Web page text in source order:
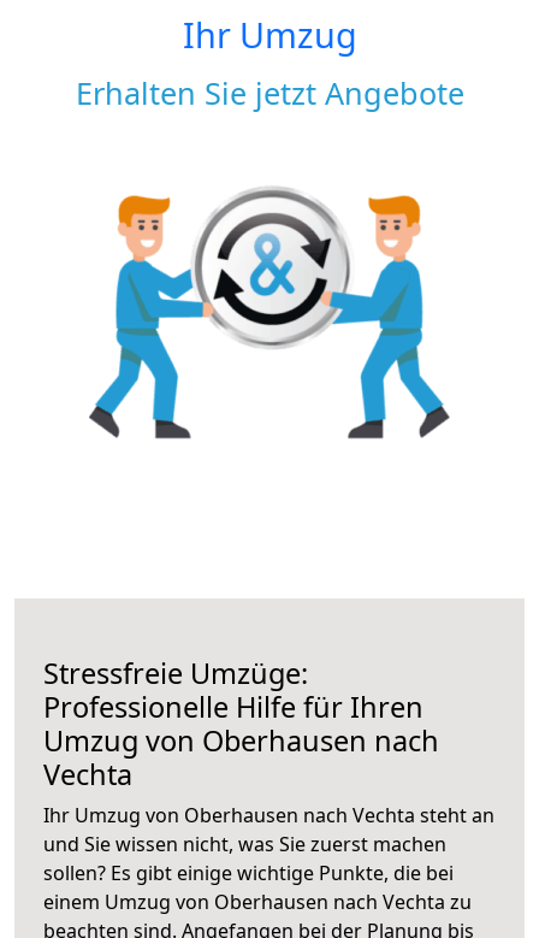
Ihr Umzug
Erhalten Sie jetzt Angebote
Stressfreie Umzüge:
Professionelle Hilfe für Ihren
Umzug von Oberhausen nach
Vechta
Ihr Umzug von Oberhausen nach Vechta steht an
und Sie wissen nicht, was Sie zuerst machen
sollen? Es gibt einige wichtige Punkte, die bei
einem Umzug von Oberhausen nach Vechta zu
beachten sind. Angefangen bei der Planung bis